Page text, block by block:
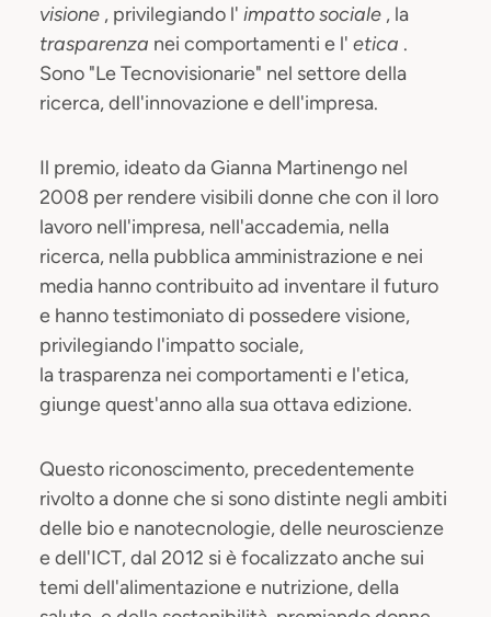
visione , privilegiando l' impatto sociale , la
trasparenza nei comportamenti e l' etica .
Sono "Le Tecnovisionarie" nel settore della
ricerca, dell'innovazione e dell'impresa.
Il premio, ideato da Gianna Martinengo nel
2008 per rendere visibili donne che con il loro
lavoro nell'impresa, nell'accademia, nella
ricerca, nella pubblica amministrazione e nei
media hanno contribuito ad inventare il futuro
e hanno testimoniato di possedere visione,
privilegiando l'impatto sociale,
la trasparenza nei comportamenti e l'etica,
giunge quest'anno alla sua ottava edizione.
Questo riconoscimento, precedentemente
rivolto a donne che si sono distinte negli ambiti
delle bio e nanotecnologie, delle neuroscienze
e dell'ICT, dal 2012 si è focalizzato anche sui
temi dell'alimentazione e nutrizione, della